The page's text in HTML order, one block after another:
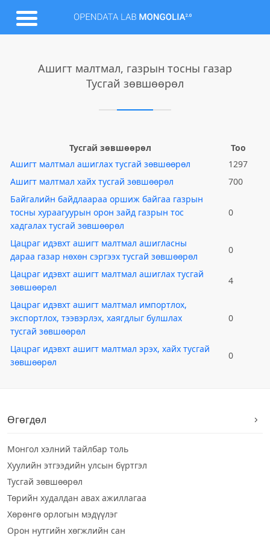
Ашигт малтмал, газрын тосны газар
Тусгай зөвшөөрөл
Тусгай зөвшөөрөл
Тоо
Ашигт малтмал ашиглах тусгай зөвшөөрөл
1297
Ашигт малтмал хайх тусгай зөвшөөрөл
700
Байгалийн байдлаараа оршиж байгаа газрын
тосны хураагуурын орон зайд газрын тос
хадгалах тусгай зөвшөөрөл
0
Цацраг идэвхт ашигт малтмал ашигласны
дараа газар нөхөн сэргээх тусгай зөвшөөрөл
0
Цацраг идэвхт ашигт малтмал ашиглах тусгай
зөвшөөрөл
4
Цацраг идэвхт ашигт малтмал импортлох,
экспортлох, тээвэрлэх, хаягдлыг булшлах
тусгай зөвшөөрөл
0
Цацраг идэвхт ашигт малтмал эрэх, хайх тусгай
зөвшөөрөл
0
Өгөгдөл
Монгол хэлний тайлбар толь
Хуулийн этгээдийн улсын бүртгэл
Тусгай зөвшөөрөл
Төрийн худалдан авах ажиллагаа
Хөрөнгө орлогын мэдүүлэг
Орон нутгийн хөгжлийн сан